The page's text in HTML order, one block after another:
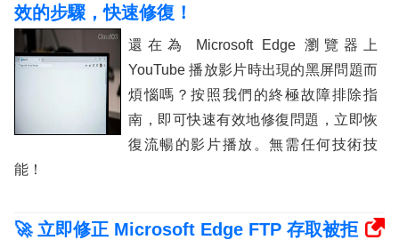
效的步驟，快速修復！
還在為 Microsoft Edge 瀏覽器上
YouTube 播放影片時出現的黑屏問題而
煩惱嗎？按照我們的終極故障排除指
南，即可快速有效地修復問題，立即恢
復流暢的影片播放。無需任何技術技
能！
🚀 立即修正 Microsoft Edge FTP 存取被拒